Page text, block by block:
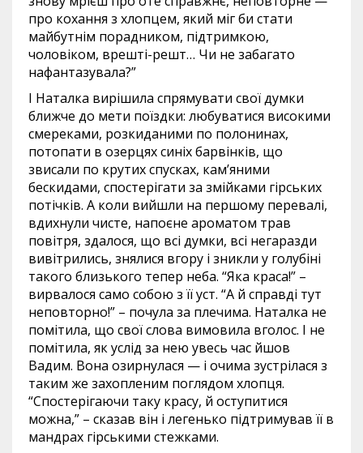
про кохання з хлопцем, який міг би стати
майбутнім порадником, підтримкою,
чоловіком, врешті-решт… Чи не забагато
нафантазувала?”
І Наталка вирішила спрямувати свої думки
ближче до мети поїздки: любуватися високими
смереками, розкиданими по полонинах,
потопати в озерцях синіх барвінків, що
звисали по крутих спусках, кам’яними
бескидами, спостерігати за змійками гірських
потічків. А коли вийшли на першому перевалі,
вдихнули чисте, напоєне ароматом трав
повітря, здалося, що всі думки, всі негаразди
вивітрились, знялися вгору і зникли у голубіні
такого близького тепер неба. “Яка краса!” –
вирвалося само собою з її уст. “А й справді тут
неповторно!” – почула за плечима. Наталка не
помітила, що свої слова вимовила вголос. І не
помітила, як услід за нею увесь час йшов
Вадим. Вона озирнулася — і очима зустрілася з
таким же захопленим поглядом хлопця.
“Спостерігаючи таку красу, й оступитися
можна,” – сказав він і легенько підтримував її в
мандрах гірськими стежками.